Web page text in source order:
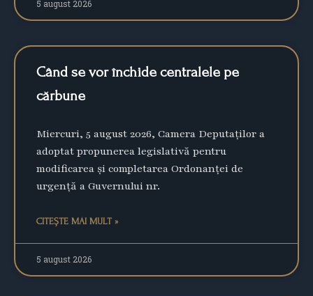
5 august 2026
Când se vor închide centralele pe
cărbune
Miercuri, 5 august 2026, Camera Deputaților a
adoptat propunerea legislativă pentru
modificarea şi completarea Ordonanţei de
urgenţă a Guvernului nr.
CITEȘTE MAI MULT »
5 august 2026